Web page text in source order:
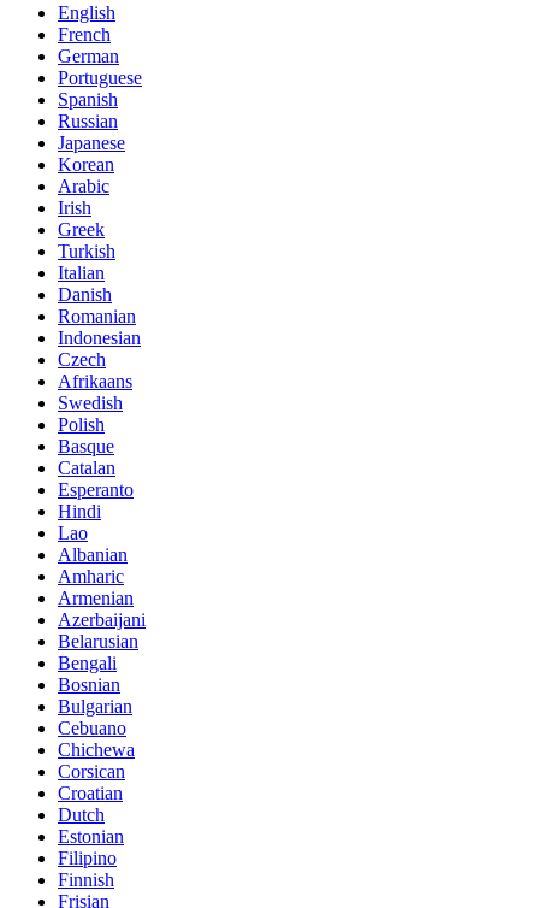
English
French
German
Portuguese
Spanish
Russian
Japanese
Korean
Arabic
Irish
Greek
Turkish
Italian
Danish
Romanian
Indonesian
Czech
Afrikaans
Swedish
Polish
Basque
Catalan
Esperanto
Hindi
Lao
Albanian
Amharic
Armenian
Azerbaijani
Belarusian
Bengali
Bosnian
Bulgarian
Cebuano
Chichewa
Corsican
Croatian
Dutch
Estonian
Filipino
Finnish
Frisian